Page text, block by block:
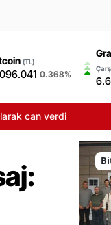
(TL)
0.368%
verdi